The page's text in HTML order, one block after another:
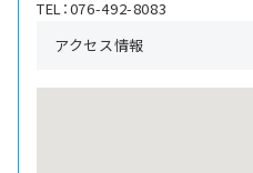
TEL：076-492-8083
アクセス情報